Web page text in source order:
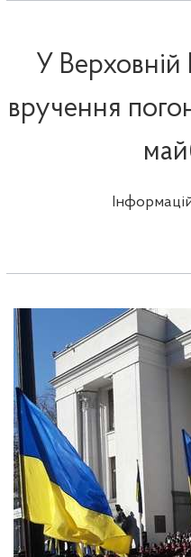
У Верховній
вручення